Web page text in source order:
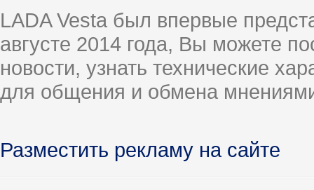
LADA Vesta был впервые
августе 2014 года, Вы можете
новости, узнать технические
для общения и обмена
Разместить рекламу на сайте